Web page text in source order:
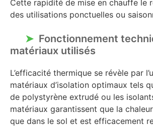
Cette rapidité de mise en chauffe le
des utilisations ponctuelles ou
Fonctionnement
matériaux utilisés
L’efficacité thermique se révèle par
matériaux d’isolation optimaux tels
de polystyrène extrudé ou les
matériaux garantissent que la
que dans le sol et est efficacement